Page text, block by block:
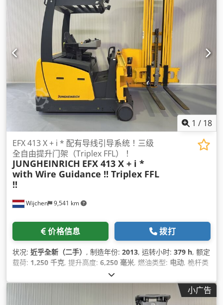
1 / 18
Wijchen 9,541 km
EFX 413 X + i * 配有导线引导系统！三级
全自由提升门架（Triplex FFL）！
JUNGHEINRICH EFX 413 X + i *
with Wire Guidance !! Triplex FFL
!!
价格信息 拨打
状况: 近乎全新（二手） , 制造年份: 2013, 运转小时: 379 h, 额定
载荷: 1,250 千克, 提升高度: 6,250 毫米, 燃油类型: 电动, 桅杆类
, 建筑高度:2,920 毫米
小广告